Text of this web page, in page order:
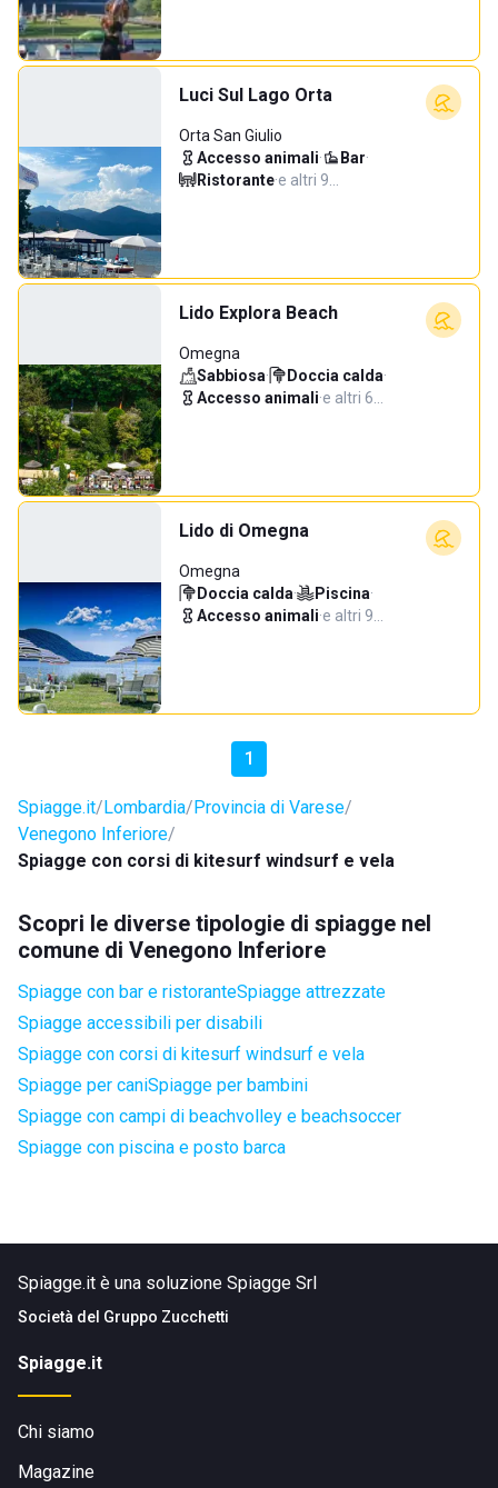
Luci Sul Lago Orta
Orta San Giulio
Accesso animali· Bar·
Ristorante·e altri 9…
Lido Explora Beach
Omegna
Sabbiosa· Doccia calda·
Accesso animali·e altri 6…
Lido di Omegna
Omegna
Doccia calda· Piscina·
Accesso animali·e altri 9…
1
Spiagge.it Lombardia Provincia di Varese
Venegono Inferiore
Spiagge con corsi di kitesurf windsurf e vela
Scopri le diverse tipologie di spiagge nel
comune di Venegono Inferiore
Spiagge con bar e ristoranteSpiagge attrezzate
Spiagge accessibili per disabili
Spiagge con corsi di kitesurf windsurf e vela
Spiagge per caniSpiagge per bambini
Spiagge con campi di beachvolley e beachsoccer
Spiagge con piscina e posto barca
Spiagge.it è una soluzione Spiagge Srl
Società del Gruppo Zucchetti
Spiagge.it
Chi siamo
Magazine